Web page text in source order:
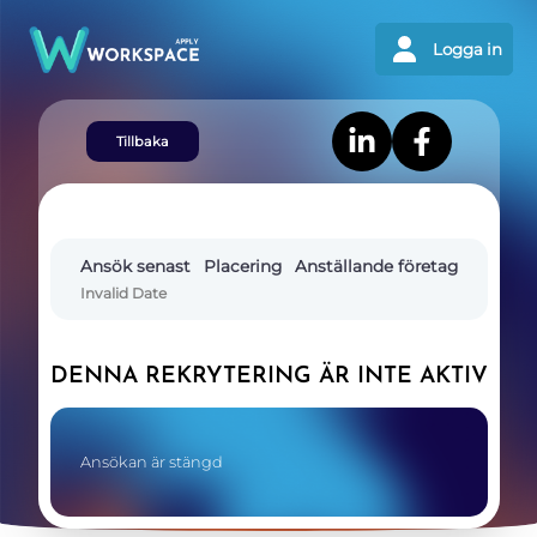
Logga in
Tillbaka
Ansök senast
Invalid Date
Placering Anställande företag
DENNA REKRYTERING ÄR INTE AKTIV
Ansökan är stängd